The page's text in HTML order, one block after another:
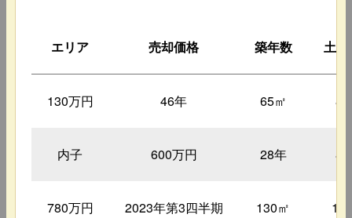
エリア 売却価格 築年数 土
130万円 46年 65㎡
内子 600万円 28年
780万円 2023年第3四半期 130㎡